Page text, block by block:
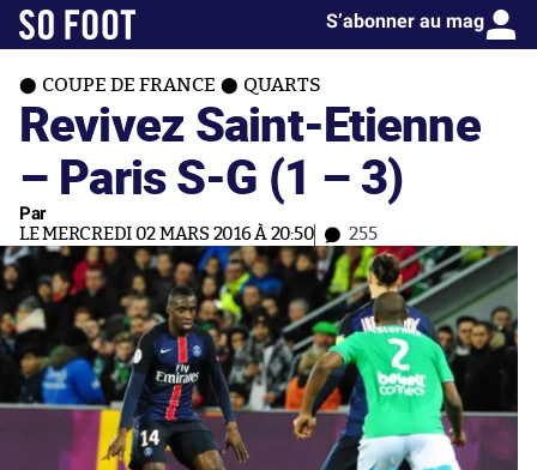
S’abonner au mag
COUPE DE FRANCE QUARTS
Revivez Saint-Etienne
– Paris S-G (1 – 3)
Par
LE MERCREDI 02 MARS 2016 À 20:50 255